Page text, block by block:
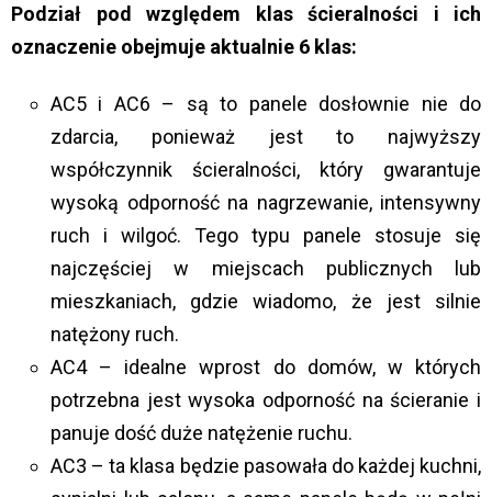
Podział pod względem klas ścieralności i ich
oznaczenie obejmuje aktualnie 6 klas:
AC5 i AC6 – są to panele dosłownie nie do
zdarcia, ponieważ jest to najwyższy
współczynnik ścieralności, który gwarantuje
wysoką odporność na nagrzewanie, intensywny
ruch i wilgoć. Tego typu panele stosuje się
najczęściej w miejscach publicznych lub
mieszkaniach, gdzie wiadomo, że jest silnie
natężony ruch.
AC4 – idealne wprost do domów, w których
potrzebna jest wysoka odporność na ścieranie i
panuje dość duże natężenie ruchu.
AC3 – ta klasa będzie pasowała do każdej kuchni,